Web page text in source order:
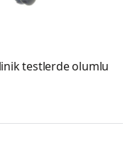
testlerde olumlu